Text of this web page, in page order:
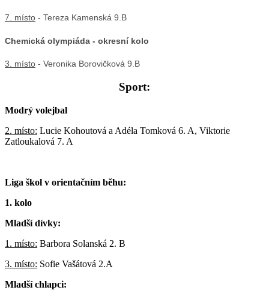
7. místo - Tereza Kamenská 9.B
Chemická olympiáda - okresní kolo
3. místo - Veronika Borovičková 9.B
Sport:
Modrý volejbal
2. místo: Lucie Kohoutová a Adéla Tomková 6. A, Viktorie
Zatloukalová 7. A
Liga škol v orientačním běhu:
1. kolo
Mladší dívky:
1. místo: Barbora Solanská 2. B
3. místo: Sofie Vašátová 2.A
Mladší chlapci: